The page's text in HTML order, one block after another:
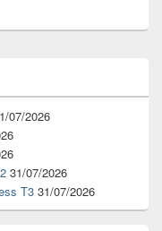
07/2026
31/07/2026
T3 31/07/2026